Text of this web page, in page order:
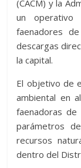
(CACM) y la
un operativo
faenadores
descargas
la capital.
El objetivo de
ambiental en
faenadoras
parámetros
recursos
dentro del